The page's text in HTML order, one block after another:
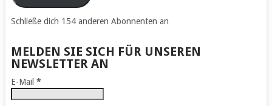
Schließe dich 154 anderen Abonnenten an
MELDEN SIE SICH FÜR UNSEREN
NEWSLETTER AN
E-Mail *